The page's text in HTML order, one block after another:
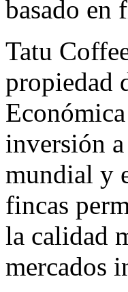
basado en
Tatu
propiedad
inversión
mundial y
fincas
la calidad
mercados